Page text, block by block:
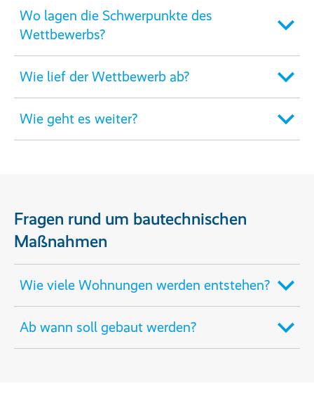
Wo lagen die Schwerpunkte des
Wettbewerbs?
Wie lief der Wettbewerb ab?
Wie geht es weiter?
Fragen rund um bautechnischen
Maßnahmen
Wie viele Wohnungen werden entstehen?
Ab wann soll gebaut werden?